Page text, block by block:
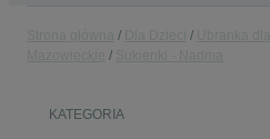
KATEGORIA